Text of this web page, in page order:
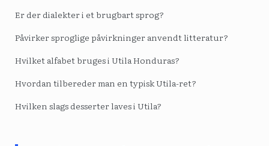
Er der dialekter i et brugbart sprog?
Påvirker sproglige påvirkninger anvendt litteratur?
Hvilket alfabet bruges i Utila Honduras?
Hvordan tilbereder man en typisk Utila-ret?
Hvilken slags desserter laves i Utila?